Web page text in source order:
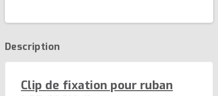
Description
Clip de fixation pour ruban